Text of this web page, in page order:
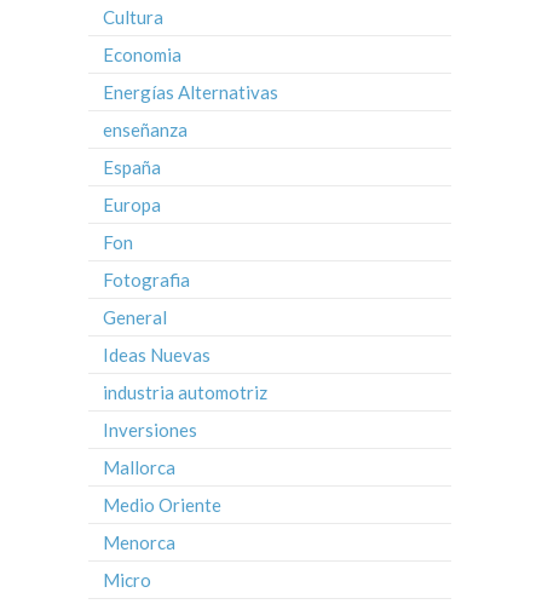
Cultura
Economia
Energías Alternativas
enseñanza
España
Europa
Fon
Fotografia
General
Ideas Nuevas
industria automotriz
Inversiones
Mallorca
Medio Oriente
Menorca
Micro